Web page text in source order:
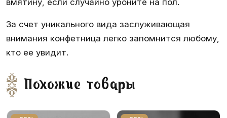
вмятину, если случайно уроните на пол.
За счет уникального вида заслуживающая
внимания конфетница легко запомнится любому,
кто ее увидит.
Похожие товары